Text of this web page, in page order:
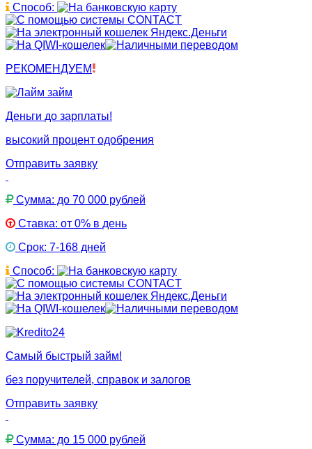
Способ:
РЕКОМЕНДУЕМ
Деньги до зарплаты!
высокий процент одобрения
Отправить заявку
Сумма: до 70 000 рублей
Ставка: от 0% в день
Срок: 7-168 дней
Способ:
Самый быстрый займ!
без поручителей, справок и залогов
Отправить заявку
Сумма: до 15 000 рублей